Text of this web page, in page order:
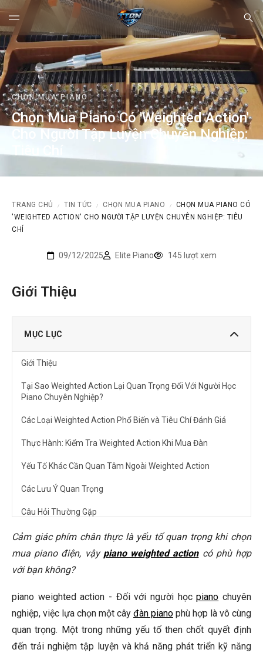
CHỌN MUA PIANO
Chọn Mua Piano Có 'Weighted Action'
Cho Người Tập Luyện Chuyên Nghiệp:
Tiêu Chí
TRANG CHỦ / TIN TỨC / CHỌN MUA PIANO /
CHỌN MUA PIANO CÓ
'WEIGHTED ACTION' CHO NGƯỜI TẬP LUYỆN CHUYÊN NGHIỆP: TIÊU
CHÍ
09/12/2025 Elite Piano 145 lượt xem
Giới Thiệu
MỤC LỤC
Giới Thiệu
Tại Sao Weighted Action Lại Quan Trọng Đối Với Người Học
Piano Chuyên Nghiệp?
Các Loại Weighted Action Phổ Biến và Tiêu Chí Đánh Giá
Thực Hành: Kiểm Tra Weighted Action Khi Mua Đàn
Yếu Tố Khác Cần Quan Tâm Ngoài Weighted Action
Các Lưu Ý Quan Trọng
Câu Hỏi Thường Gặp
Weighted action có thực sự cần thiết cho người mới bắt
Làm thế nào để biết weighted action của một cây piano có
Có nên mua đàn piano cũ với weighted action?
🎹 Khám Phá Piano Đẳng Cấp Tại Elite Piano
Kết Luận
Cảm giác phím chân thực là yếu tố quan trọng khi chọn
mua piano điện, vậy piano weighted actioncó phù hợp
với bạn không?
piano weighted action - Đối với người họcpiano chuyên
nghiệp, việc lựa chọn một cây đàn piano phù hợp là vô cùng
quan trọng. Một trong những yếu tố then chốt quyết định
đến trải nghiệm tập luyện và khả năng phát triển kỹ năng